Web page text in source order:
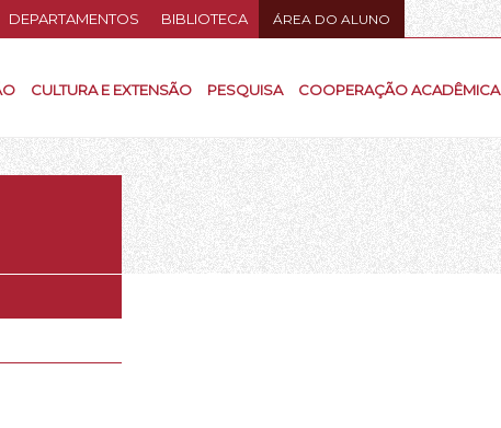
DEPARTAMENTOS BIBLIOTECA ÁREA DO ALUNO
CULTURA E EXTENSÃO PESQUISA COOPERAÇÃO ACADÊMICA